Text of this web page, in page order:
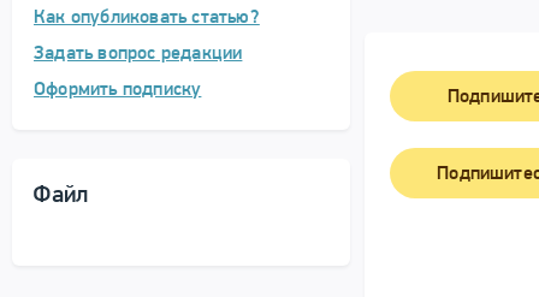
Как опубликовать статью?
Задать вопрос редакции
Оформить подписку
Файл